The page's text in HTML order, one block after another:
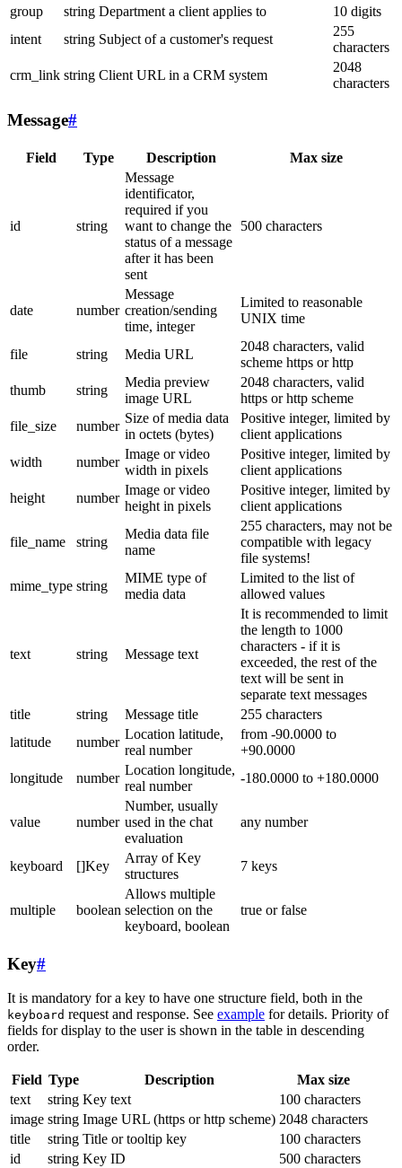
group
string Department a client applies to
10 digits
intent
string Subject of a customer's request
255
characters
crm_link string Client URL in a CRM system
2048
characters
Message#
Field Type Description Max size
id string
Message
identificator,
required if you
want to change the
status of a message
after it has been
sent
500 characters
date number
Message
creation/sending
time, integer
Limited to reasonable
UNIX time
file string Media URL
2048 characters, valid
scheme https or http
thumb
string
Media preview
image URL
2048 characters, valid
https or http scheme
file_size
number
Size of media data
in octets (bytes)
Positive integer, limited by
client applications
width
number
Image or video
width in pixels
Positive integer, limited by
client applications
height
number
Image or video
height in pixels
Positive integer, limited by
client applications
file_name string
Media data file
name
255 characters, may not be
compatible with legacy
file systems!
mime_type string
MIME type of
media data
Limited to the list of
allowed values
text string Message text
It is recommended to limit
the length to 1000
characters - if it is
exceeded, the rest of the
text will be sent in
separate text messages
title
string Message title
255 characters
latitude
number
Location latitude,
real number
from -90.0000 to
+90.0000
longitude
number
Location longitude,
real number
-180.0000 to +180.0000
value number
Number, usually
used in the chat
evaluation
any number
keyboard []Key
Array of Key
structures
7 keys
multiple boolean
Allows multiple
selection on the
keyboard, boolean
true or false
Key#
It is mandatory for a key to have one structure field, both in the
keyboard request and response. See example for details. Priority of
fields for display to the user is shown in the table in descending
order.
Field Type Description
Max size
text
string Key text
100 characters
image string Image URL (https or http scheme) 2048 characters
title
string Title or tooltip key
100 characters
id
string Key ID 500 characters